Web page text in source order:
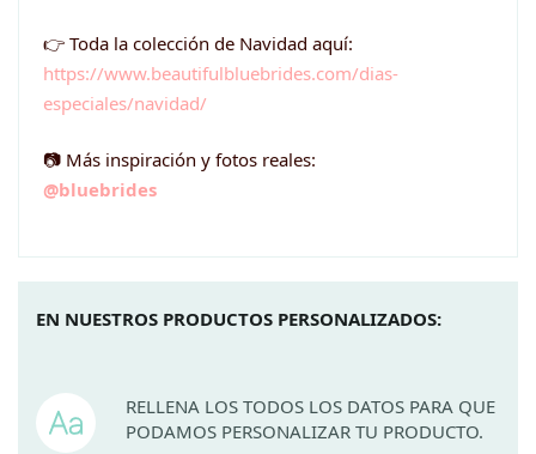
👉 Toda la colección de Navidad aquí:
https://www.beautifulbluebrides.com/dias-
especiales/navidad/
📷 Más inspiración y fotos reales:
@bluebrides
EN NUESTROS PRODUCTOS PERSONALIZADOS:
RELLENA LOS TODOS LOS DATOS PARA QUE
PODAMOS PERSONALIZAR TU PRODUCTO.